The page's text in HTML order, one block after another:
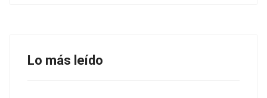
Lo más leído